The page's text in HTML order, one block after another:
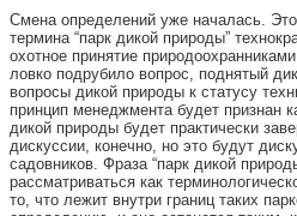
Смена определений уже началась.
термина “парк дикой природы”
охотное принятие
ловко подрубило вопрос, поднятый
вопросы дикой природы к статусу
принцип менеджмента будет признан
дикой природы будет практически
дискуссии, конечно, но это будут
садовников. Фраза “парк дикой
рассматриваться как
то, что лежит внутри границ таких